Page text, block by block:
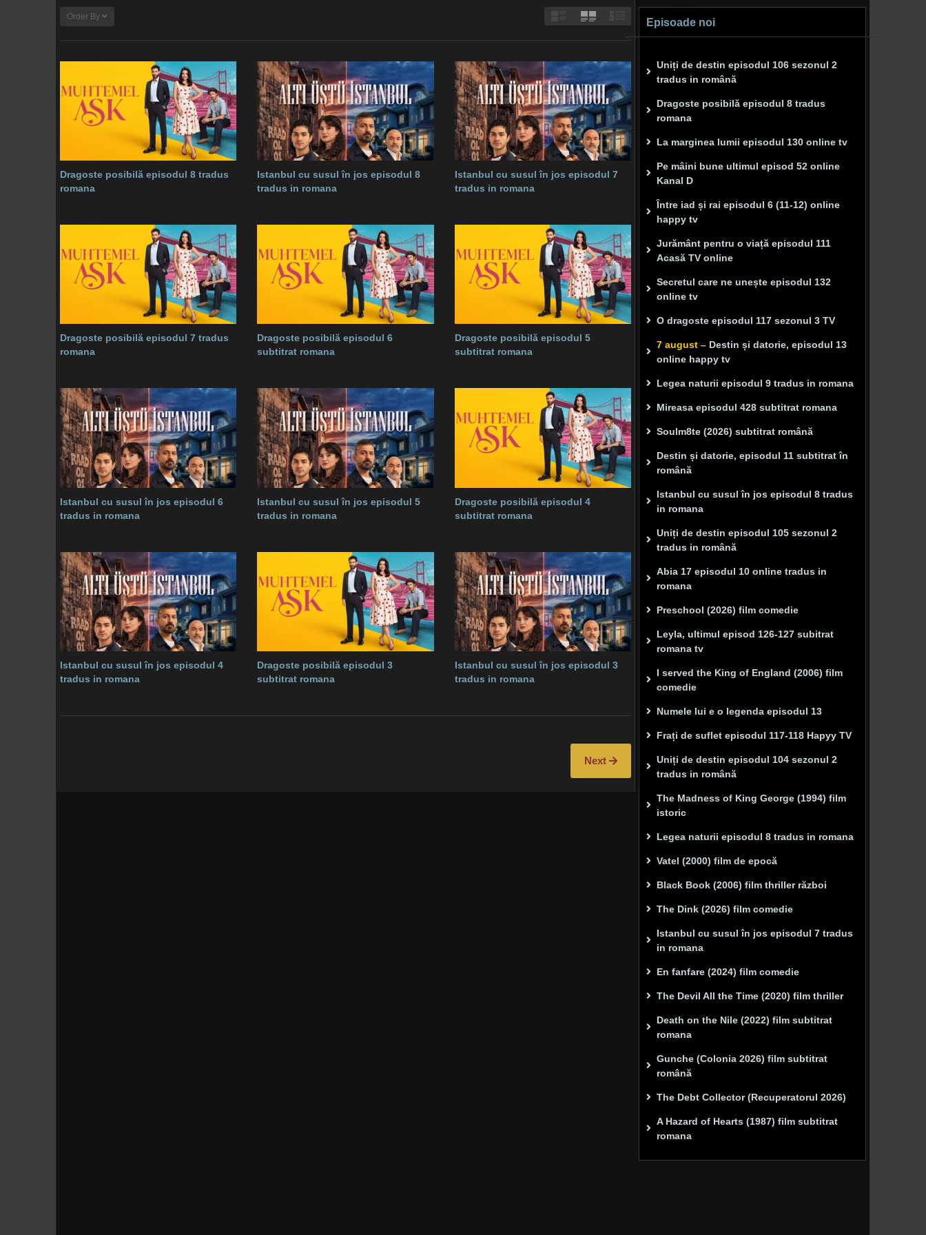
Order By
Dragoste posibilă episodul 8 tradus
romana
Istanbul cu susul în jos episodul 8
tradus in romana
Istanbul cu susul în jos episodul 7
tradus in romana
Dragoste posibilă episodul 7 tradus
romana
Dragoste posibilă episodul 6
subtitrat romana
Dragoste posibilă episodul 5
subtitrat romana
Istanbul cu susul în jos episodul 6
tradus in romana
Istanbul cu susul în jos episodul 5
tradus in romana
Dragoste posibilă episodul 4
subtitrat romana
Istanbul cu susul în jos episodul 4
tradus in romana
Dragoste posibilă episodul 3
subtitrat romana
Istanbul cu susul în jos episodul 3
tradus in romana
Next
Episoade noi
Uniți de destin episodul 106 sezonul 2
tradus in română
Dragoste posibilă episodul 8 tradus
romana
La marginea lumii episodul 130 online tv
Pe mâini bune ultimul episod 52 online
Kanal D
Între iad și rai episodul 6 (11-12) online
happy tv
Jurământ pentru o viață episodul 111
Acasă TV online
Secretul care ne unește episodul 132
online tv
O dragoste episodul 117 sezonul 3 TV
7 august – Destin și datorie, episodul 13
online happy tv
Legea naturii episodul 9 tradus in romana
Mireasa episodul 428 subtitrat romana
Soulm8te (2026) subtitrat română
Destin și datorie, episodul 11 subtitrat în
română
Istanbul cu susul în jos episodul 8 tradus
in romana
Uniți de destin episodul 105 sezonul 2
tradus in română
Abia 17 episodul 10 online tradus in
romana
Preschool (2026) film comedie
Leyla, ultimul episod 126-127 subitrat
romana tv
I served the King of England (2006) film
comedie
Numele lui e o legenda episodul 13
Frați de suflet episodul 117-118 Hapyy TV
Uniți de destin episodul 104 sezonul 2
tradus in română
The Madness of King George (1994) film
istoric
Legea naturii episodul 8 tradus in romana
Vatel (2000) film de epocă
Black Book (2006) film thriller război
The Dink (2026) film comedie
Istanbul cu susul în jos episodul 7 tradus
in romana
En fanfare (2024) film comedie
The Devil All the Time (2020) film thriller
Death on the Nile (2022) film subtitrat
romana
Gunche (Colonia 2026) film subtitrat
română
The Debt Collector (Recuperatorul 2026)
A Hazard of Hearts (1987) film subtitrat
romana